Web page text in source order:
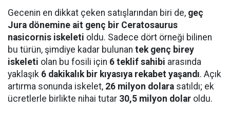
Gecenin en dikkat çeken satışlarından biri de, geç
Jura dönemine ait genç bir Ceratosaurus
nasicornis iskeleti oldu. Sadece dört örneği bilinen
bu türün, şimdiye kadar bulunan tek genç birey
iskeleti olan bu fosili için 6 teklif sahibi arasında
yaklaşık 6 dakikalık bir kıyasıya rekabet yaşandı. Açık
artırma sonunda iskelet, 26 milyon dolara satıldı; ek
ücretlerle birlikte nihai tutar 30,5 milyon dolar oldu.